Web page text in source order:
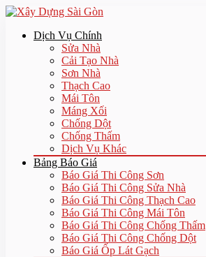
Dịch Vụ Chính
Sửa Nhà
Cải Tạo Nhà
Sơn Nhà
Thạch Cao
Mái Tôn
Máng Xối
Chống Dột
Chống Thấm
Dịch Vụ Khác
Bảng Báo Giá
Báo Giá Thi Công Sơn
Báo Giá Thi Công Sửa Nhà
Báo Giá Thi Công Thạch Cao
Báo Giá Thi Công Mái Tôn
Báo Giá Thi Công Chống Thấm
Báo Giá Thi Công Chống Dột
Báo Giá Ốp Lát Gạch